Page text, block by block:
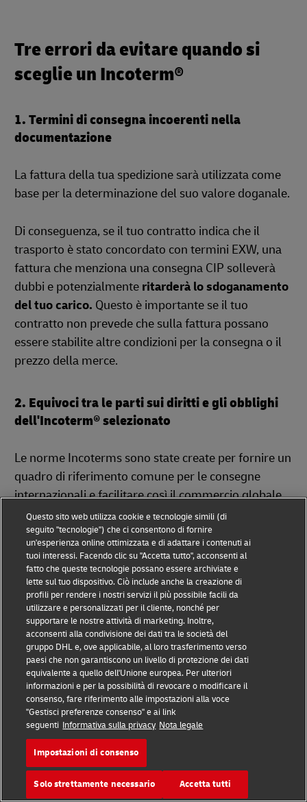
Tre errori da evitare quando si
sceglie un Incoterm®
1. Termini di consegna incoerenti nella
documentazione
La fattura della tua spedizione sarà utilizzata come
base per la determinazione del suo valore doganale.
Di conseguenza, se il tuo contratto indica che il
trasporto è stato concordato con termini EXW, una
fattura che menziona una consegna CIP solleverà
dubbi e potenzialmente ritarderà lo sdoganamento
del tuo carico. Questo è importante se il tuo
contratto non prevede che sulla fattura possano
essere stabilite altre condizioni per la consegna o il
prezzo della merce.
2. Equivoci tra le parti sui diritti e gli obblighi
dell'Incoterm® selezionato
Le norme Incoterms sono state create per fornire un
quadro di riferimento comune per le consegne
internazionali e facilitare così il commercio globale.
Con la nuova edizione ora in vigore,raddoppiare gli
sforzi di comunicazionesulle implicazioni concrete
degli Incoterms® selezionati sarà sempre
vantaggioso! EXW e FCA sono un ottimo esempio.
Secondo i termini FCA, il venditore trasferisce la
merce al vettore o a un'altra persona nominata
dall'acquirente, direttamente nei locali del venditore
in un altro luogo designato. Nell'edizione 2020 delle
norme Incoterms®, si stabilisce chel'acquirente
deve comunicare al venditoreun periodo di tempo
o una data precisa per il ritiro della merce da parte
del vettore (o di un'altra persona designata).
A differenza dei termini EXW, apparentemente simili,
Questo sito web utilizza cookie e tecnologie simili (di
seguito "tecnologie") che ci consentono di fornire
un'esperienza online ottimizzata e di adattare i contenuti ai
tuoi interessi. Facendo clic su "Accetta tutto", acconsenti al
fatto che queste tecnologie possano essere archiviate e
lette sul tuo dispositivo. Ciò include anche la creazione di
profili per rendere i nostri servizi il più possibile facili da
utilizzare e personalizzati per il cliente, nonché per
supportare le nostre attività di marketing. Inoltre,
acconsenti alla condivisione dei dati tra le società del
gruppo DHL e, ove applicabile, al loro trasferimento verso
paesi che non garantiscono un livello di protezione dei dati
equivalente a quello dell'Unione europea. Per ulteriori
informazioni e per la possibilità di revocare o modificare il
consenso, fare riferimento alle impostazioni alla voce
"Gestisci preferenze consenso" e ai link
seguenti Informativa sulla privacy Nota legale
Impostazioni di consenso
Solo strettamente necessario Accetta tutti